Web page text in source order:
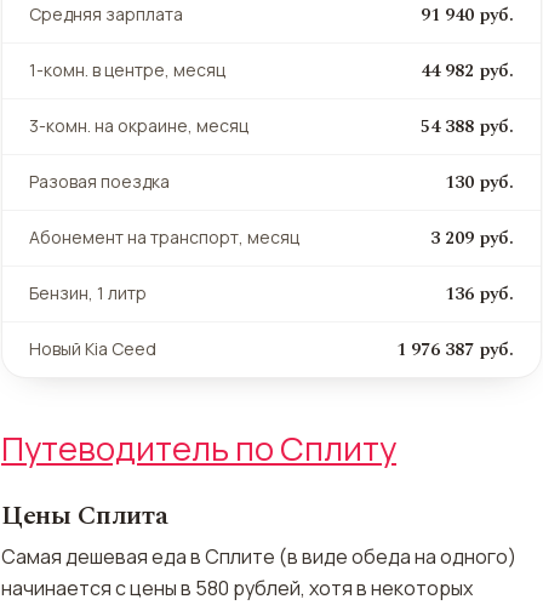
Средняя зарплата 91 940 руб.
1-комн. в центре, месяц 44 982 руб.
3-комн. на окраине, месяц 54 388 руб.
Разовая поездка 130 руб.
Абонемент на транспорт, месяц 3 209 руб.
Бензин, 1 литр 136 руб.
Новый Kia Ceed 1 976 387 руб.
Путеводитель по Сплиту
Цены Сплита
Самая дешевая еда в Сплите (в виде обеда на одного)
начинается с цены в 580 рублей, хотя в некоторых